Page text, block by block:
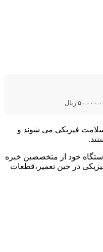
ریال
فیزیکی می شوند و
خود از متخصصین خبره
در حین تعمیر،قطعات